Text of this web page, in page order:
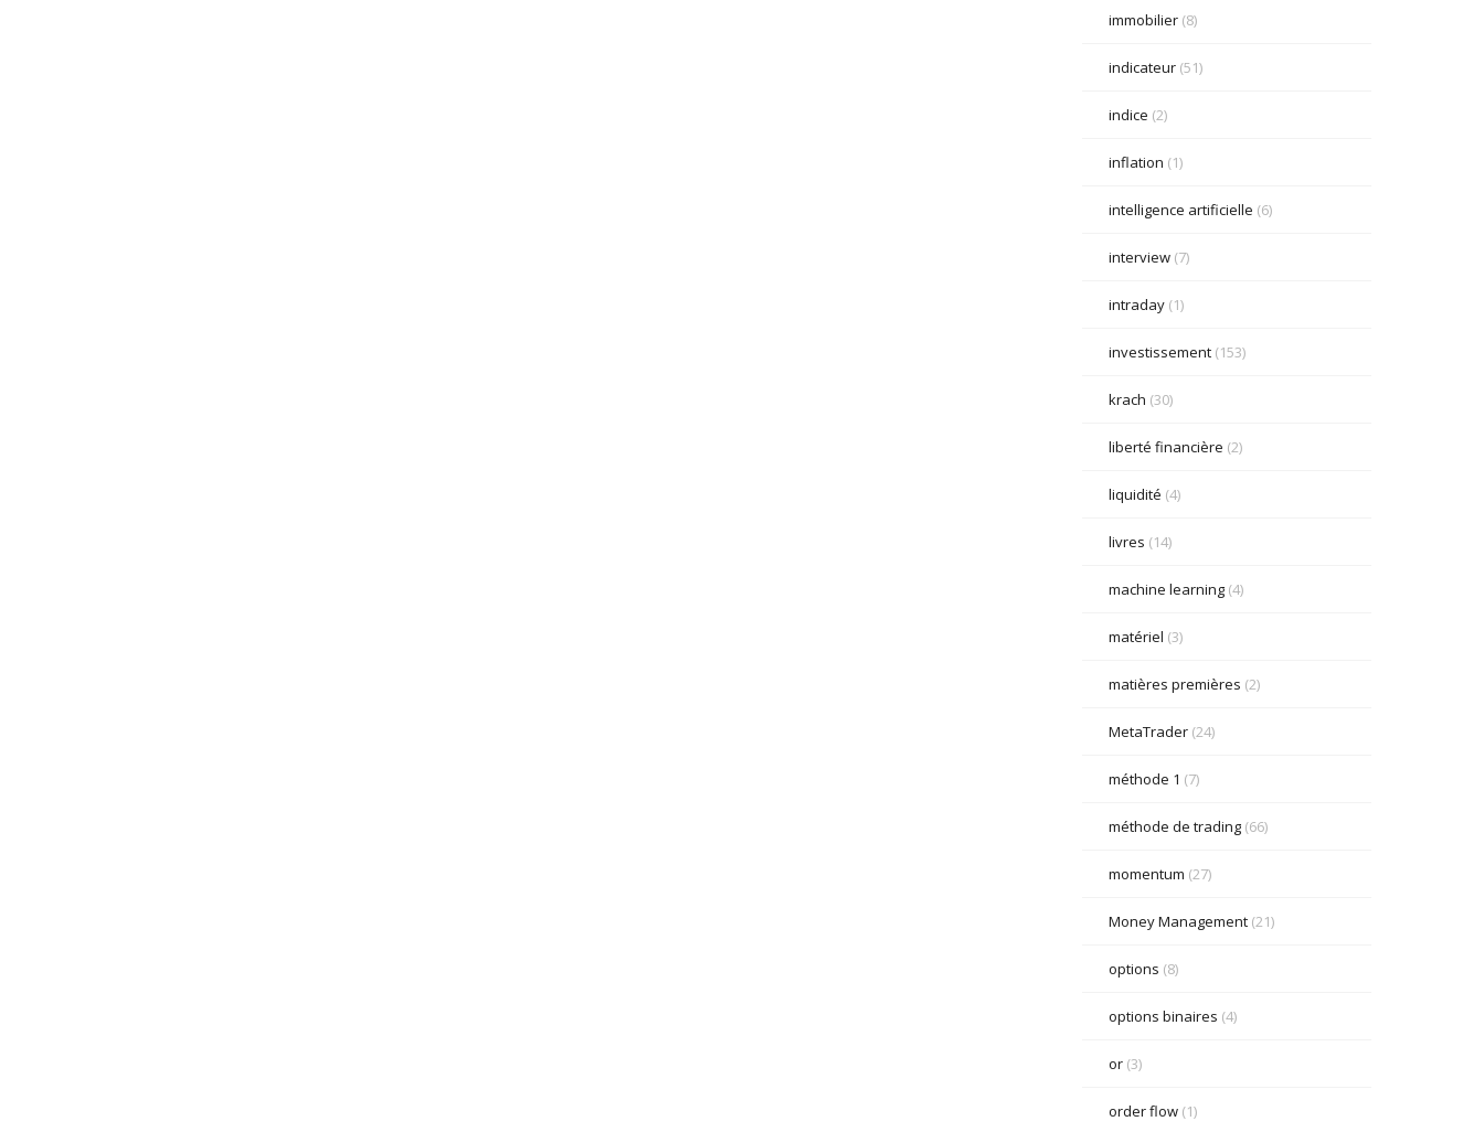
immobilier(8)
indicateur(51)
indice (2)
inflation (1)
intelligence artificielle (6)
interview(7)
intraday(1)
investissement(153)
krach (30)
liberté financière (2)
liquidité (4)
livres (14)
machine learning(4)
matériel (3)
matières premières (2)
MetaTrader(24)
méthode 1 (7)
méthode de trading(66)
momentum (27)
Money Management(21)
options (8)
options binaires (4)
or(3)
order flow(1)